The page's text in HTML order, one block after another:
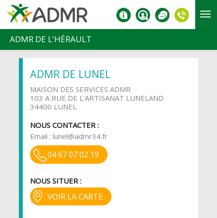
Aller au contenu principal
ADMR DE L'HÉRAULT
ADMR DE LUNEL
MAISON DES SERVICES ADMR
103 A RUE DE L'ARTISANAT LUNELAND
34400 LUNEL
NOUS CONTACTER :
Email : lunel@admr34.fr
04 67 07 02 19
NOUS SITUER :
VOIR LA CARTE